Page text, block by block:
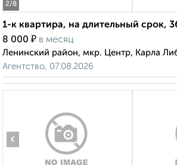
2/8
1-к квартира, на длительный срок,
8 000 ₽ в месяц
Ленинский район, мкр. Центр, Карла
Агентство, 07.08.2026
‹